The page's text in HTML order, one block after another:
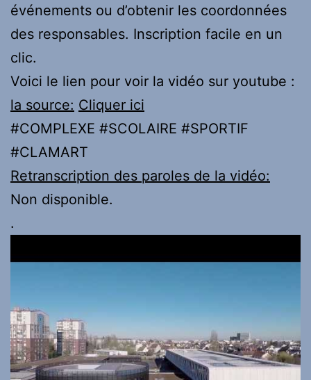
événements ou d’obtenir les coordonnées
des responsables. Inscription facile en un
clic.
Voici le lien pour voir la vidéo sur youtube :
la source: Cliquer ici
#COMPLEXE #SCOLAIRE #SPORTIF
#CLAMART
Retranscription des paroles de la vidéo:
Non disponible.
.